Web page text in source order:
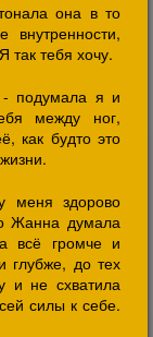
она в то
так тебя хочу.
- подумала я и
между ног,
как будто это
меня здорово
Жанна думала
всё громче и
глубже, до тех
и не схватила
силы к себе.